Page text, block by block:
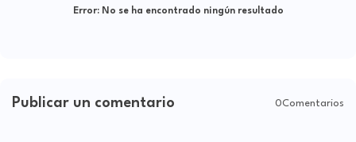
Error:No se ha encontrado ningún resultado
Publicar un comentario 0Comentarios